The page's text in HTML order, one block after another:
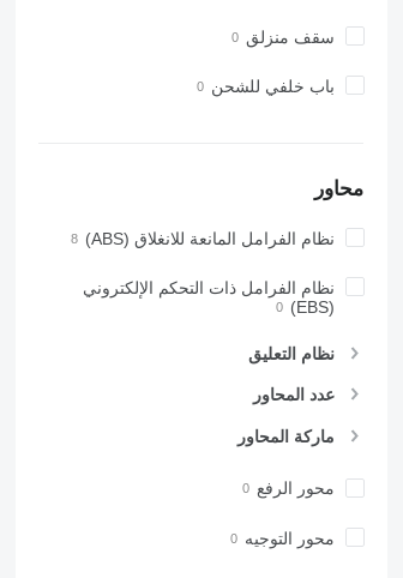
سقف منزلق
باب خلفي للشحن
محاور
نظام الفرامل المانعة للانغلاق (ABS)
نظام الفرامل ذات التحكم الإلكتروني
(EBS)
نظام التعليق
عدد المحاور
ماركة المحاور
محور الرفع
محور التوجيه